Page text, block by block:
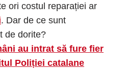
ori costul reparației ar
. Dar de ce sunt
de dorite?
au intrat să fure fier
Poliției catalane